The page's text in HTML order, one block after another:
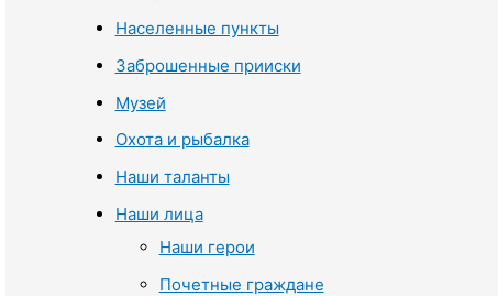
Населенные пункты
Заброшенные прииски
Музей
Охота и рыбалка
Наши таланты
Наши лица
Наши герои
Почетные граждане